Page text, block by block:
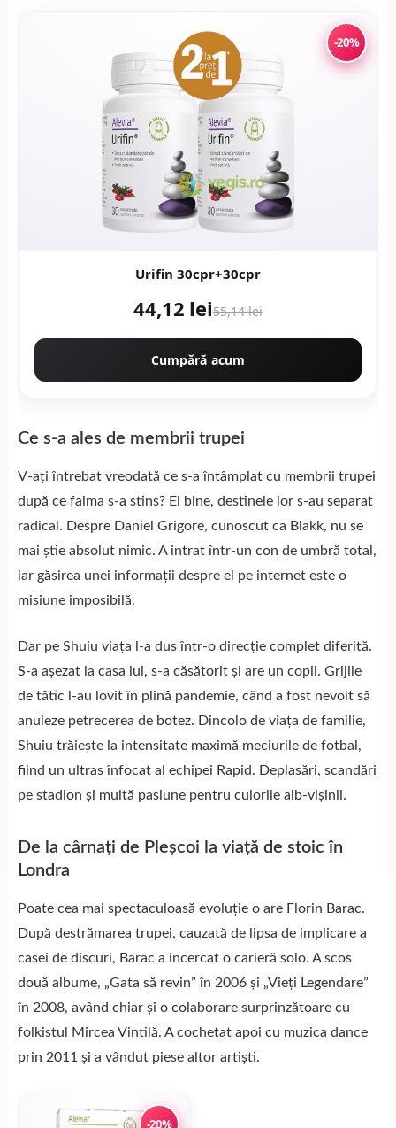
-20%
Urifin 30cpr+30cpr
44,12 lei55,14 lei
Cumpără acum
Ce s-a ales de membrii trupei
V-ați întrebat vreodată ce s-a întâmplat cu membrii trupei
după ce faima s-a stins? Ei bine, destinele lor s-au separat
radical. Despre Daniel Grigore, cunoscut ca Blakk, nu se
mai știe absolut nimic. A intrat într-un con de umbră total,
iar găsirea unei informații despre el pe internet este o
misiune imposibilă.
Dar pe Shuiu viața l-a dus într-o direcție complet diferită.
S-a așezat la casa lui, s-a căsătorit și are un copil. Grijile
de tătic l-au lovit în plină pandemie, când a fost nevoit să
anuleze petrecerea de botez. Dincolo de viața de familie,
Shuiu trăiește la intensitate maximă meciurile de fotbal,
fiind un ultras înfocat al echipei Rapid. Deplasări, scandări
pe stadion și multă pasiune pentru culorile alb-vișinii.
De la cârnați de Pleșcoi la viață de stoic în
Londra
Poate cea mai spectaculoasă evoluție o are Florin Barac.
După destrămarea trupei, cauzată de lipsa de implicare a
casei de discuri, Barac a încercat o carieră solo. A scos
două albume, „Gata să revin” în 2006 și „Vieți Legendare”
în 2008, având chiar și o colaborare surprinzătoare cu
folkistul Mircea Vintilă. A cochetat apoi cu muzica dance
prin 2011 și a vândut piese altor artiști.
-20%